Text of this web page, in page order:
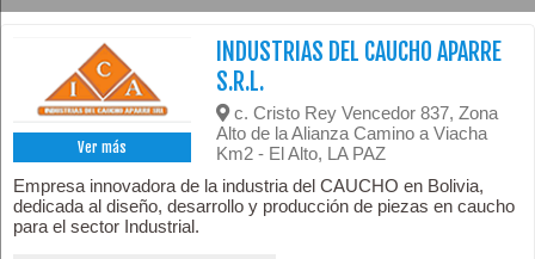
Ver más
INDUSTRIAS DEL CAUCHO APARRE
S.R.L.
c. Cristo Rey Vencedor 837, Zona
Alto de la Alianza Camino a Viacha
Km2 - El Alto, LA PAZ
Empresa innovadora de la industria del CAUCHO en Bolivia,
dedicada al diseño, desarrollo y producción de piezas en caucho
para el sector Industrial.